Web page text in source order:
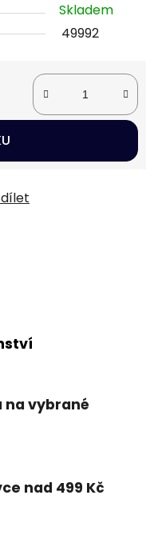
Skladem
49992
na vybrané
nad 499 Kč